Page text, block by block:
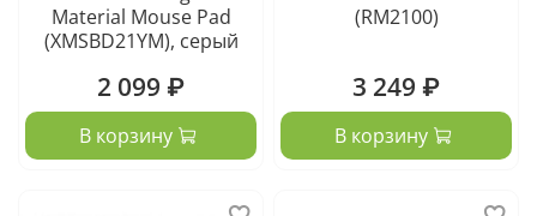
Material Mouse Pad
(XMSBD21YM), серый
2 099 ₽
В корзину
(RM2100)
3 249 ₽
В корзину